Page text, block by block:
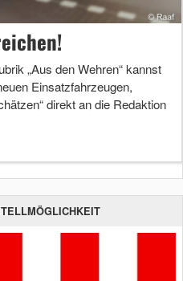
„Aus den Wehren“ kannst
Einsatzfahrzeugen,
direkt an die Redaktion